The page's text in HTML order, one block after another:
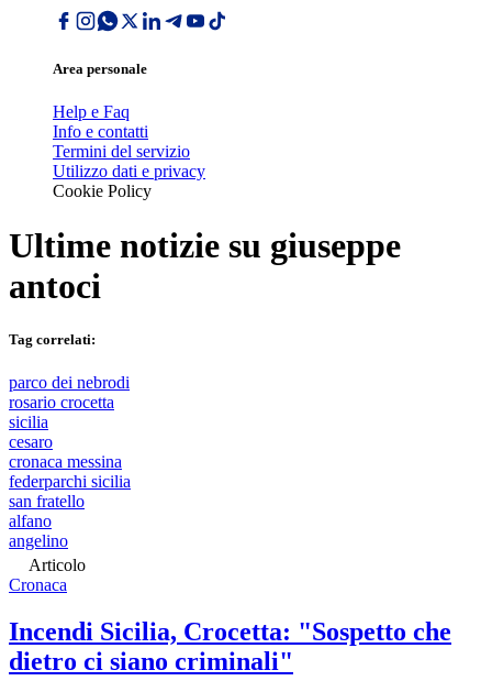
Area personale
Help e Faq
Info e contatti
Termini del servizio
Utilizzo dati e privacy
Cookie Policy
Ultime notizie su giuseppe
antoci
Tag correlati:
parco dei nebrodi
rosario crocetta
sicilia
cesaro
cronaca messina
federparchi sicilia
san fratello
alfano
angelino
Articolo
Cronaca
Incendi Sicilia, Crocetta: "Sospetto che
dietro ci siano criminali"